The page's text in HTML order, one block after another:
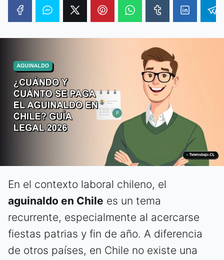
En el contexto laboral chileno, el
aguinaldo en Chile es un tema
recurrente, especialmente al acercarse
fiestas patrias y fin de año. A diferencia
de otros países, en Chile no existe una